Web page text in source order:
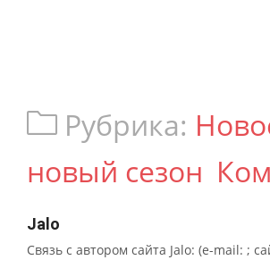
Рубрика:
новый сезон
Jalo
Связь с автором сайта Jalo: (e-mail: ;